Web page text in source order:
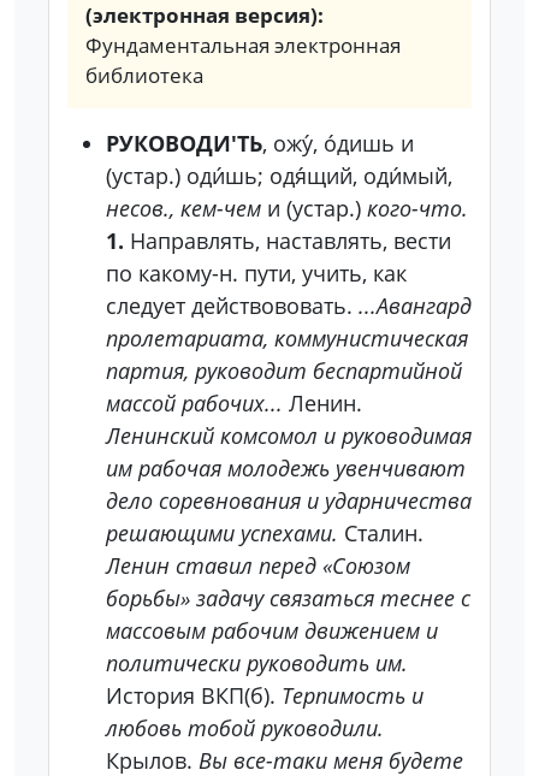
(электронная версия):
Фундаментальная электронная
библиотека
РУКОВОДИ'ТЬ, ожу́, о́дишь и
(устар.) оди́шь; одя́щий, оди́мый,
несов., кем-чем и (устар.) кого-что.
1. Направлять, наставлять, вести
по какому-н. пути, учить, как
следует действововать. ...Авангард
пролетариата, коммунистическая
партия, руководит беспартийной
массой рабочих... Ленин.
Ленинский комсомол и руководимая
им рабочая молодежь увенчивают
дело соревнования и ударничества
решающими успехами. Сталин.
Ленин ставил перед «Союзом
борьбы» задачу связаться теснее с
массовым рабочим движением и
политически руководить им.
История ВКП(б). Терпимость и
любовь тобой руководили.
Крылов. Вы все-таки меня будете